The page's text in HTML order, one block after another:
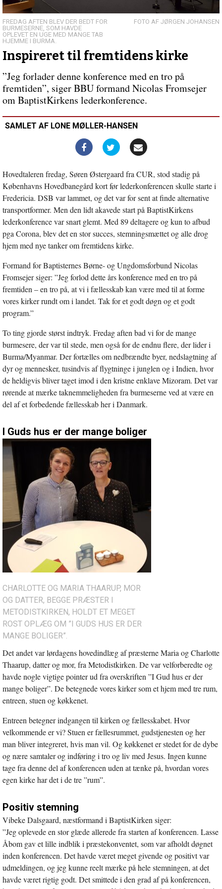
at
arbejde
med
FREDAG AFTEN BLEV DER BEDT FOR
BURMESERNE, SOM HAVDE
OPLEVET EN UGE MED MANGE TAB
HJEMME I BURMA.
JØRGEN JOHANSEN
Inspireret til fremtidens kirke
”Jeg forlader denne konference med en tro på
fremtiden”, siger BBU formand Nicolas Fromsejer
om BaptistKirkens lederkonference.
SAMLET AF LONE MØLLER-HANSEN
Hovedtaleren fredag, Søren Østergaard fra CUR, stod stadig på
Københavns Hovedbanegård kort før lederkonferencen skulle starte i
Fredericia. DSB var lammet, og det var for sent at finde alternative
transportformer. Men den lidt akavede start på BaptistKirkens
lederkonference var snart glemt. Med 89 deltagere og kun to afbud
pga Corona, blev det en stor succes, stemningsmættet og alle drog
hjem med nye tanker om fremtidens kirke.
Formand for Baptisternes Børne- og Ungdomsforbund Nicolas
Fromsejer siger: ”Jeg forlod dette års konference med en tro på
fremtiden – en tro på, at vi i fællesskab kan være med til at forme
vores kirker rundt om i landet. Tak for et godt døgn og et godt
program.”
To ting gjorde størst indtryk. Fredag aften bad vi for de mange
burmesere, der var til stede, men også for de endnu flere, der lider i
Burma/Myanmar. Der fortælles om nedbrændte byer, nedslagtning af
dyr og mennesker, tusindvis af flygtninge i junglen og i Indien, hvor
de heldigvis bliver taget imod i den kristne enklave Mizoram. Det var
rørende at mærke taknemmeligheden fra burmeserne ved at være en
del af et forbedende fællesskab her i Danmark.
I Guds hus er der mange boliger
CHARLOTTE OG MARIA THAARUP, MOR
OG DATTER, BEGGE PRÆSTER I
METODISTKIRKEN, HOLDT ET MEGET
ROST OPLÆG OM ”I GUDS HUS ER DER
MANGE BOLIGER”.
Det andet var lørdagens hovedindlæg af præsterne Maria og Charlotte
Thaarup, datter og mor, fra Metodistkirken. De var velforberedte og
havde nogle vigtige pointer ud fra overskriften ”I Gud hus er der
mange boliger”. De betegnede vores kirker som et hjem med tre rum,
entreen, stuen og køkkenet.
Entreen betegner indgangen til kirken og fællesskabet. Hvor
velkommende er vi? Stuen er fællesrummet, gudstjenesten og her
man bliver integreret, hvis man vil. Og køkkenet er stedet for de dybe
og nære samtaler og indføring i tro og liv med Jesus. Ingen kunne
tage fra denne del af konferencen uden at tænke på, hvordan vores
egen kirke har det i de tre ”rum”.
Positiv stemning
Vibeke Dalsgaard, næstformand i BaptistKirken siger:
”Jeg oplevede en stor glæde allerede fra starten af konferencen. Lasse
Åbom gav et lille indblik i præstekonventet, som var afholdt døgnet
inden konferencen. Det havde været meget givende og positivt var
udmeldingen, og jeg kunne reelt mærke på hele stemningen, at det
havde været rigtig godt. Det smittede i den grad af på konferencen,